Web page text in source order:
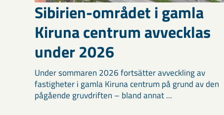
Sibirien-området i gamla
Kiruna centrum avvecklas
under 2026
Under sommaren 2026 fortsätter avveckling av
fastigheter i gamla Kiruna centrum på grund av den
pågående gruvdriften – bland annat ...